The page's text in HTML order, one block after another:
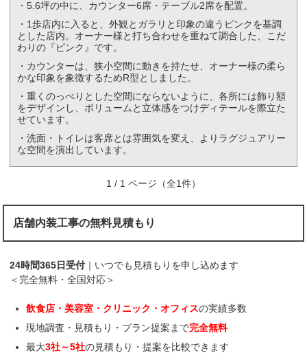
・5.6坪の中に、カウンター6席・テーブル2席を配置。
・1歩店内に入ると、外観とガラリと印象の違うピンクを基調
とした店内。オーナー様と打ち合わせを重ねて調合した、こだ
わりの『ピンク』です。
・カウンターは、狭小空間に動きを持たせ、オーナー様の柔ら
かな印象を象徴するためR型としました。
・重くのっぺりとした空間にならないように、各所には飾り額
をデザインし、ボリュームと立体感をつけディテールを際立た
せています。
・洗面・トイレは客席とは雰囲気を変え、よりラグジュアリー
な空間を演出しています。
1 / 1 ページ（全1件）
店舗内装工事の無料見積もり
24時間365日受付 ｜いつでも見積もりを申し込めます
＜完全無料・全国対応＞
飲食店・美容室・クリニック・オフィスの実績多数
現地調査・見積もり・プラン提案まで完全無料
最大3社～5社の見積もり・提案を比較できます